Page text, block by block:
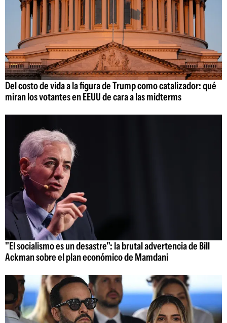
Del costo de vida a la figura de Trump como catalizador: qué
miran los votantes en EEUU de cara a las midterms
"El socialismo es un desastre": la brutal advertencia de Bill
Ackman sobre el plan económico de Mamdani